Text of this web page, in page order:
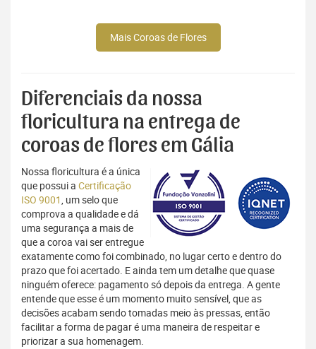
Mais Coroas de Flores
Diferenciais da nossa
floricultura na entrega de
coroas de flores em Gália
Nossa floricultura é a única
que possui a Certificação
ISO 9001, um selo que
comprova a qualidade e dá
uma segurança a mais de
que a coroa vai ser entregue
exatamente como foi combinado, no lugar certo e dentro do
prazo que foi acertado. E ainda tem um detalhe que quase
ninguém oferece: pagamento só depois da entrega. A gente
entende que esse é um momento muito sensível, que as
decisões acabam sendo tomadas meio às pressas, então
facilitar a forma de pagar é uma maneira de respeitar e
priorizar a sua homenagem.